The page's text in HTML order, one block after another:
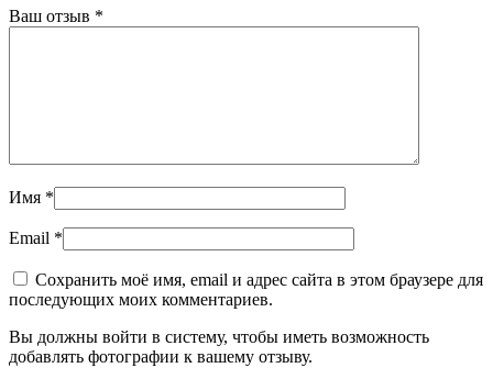
Ваш отзыв *
Имя *
Email *
Сохранить моё имя, email и адрес сайта в этом браузере для
последующих моих комментариев.
Вы должны войти в систему, чтобы иметь возможность
добавлять фотографии к вашему отзыву.